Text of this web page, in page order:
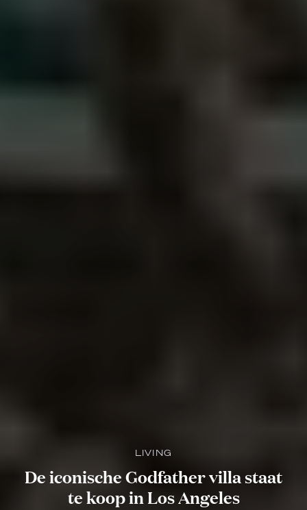
LIVING
De iconische Godfather villa staat
te koop in Los Angeles